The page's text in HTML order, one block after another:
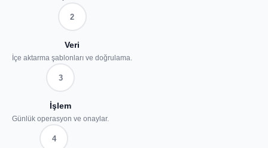
2
Veri
İçe aktarma şablonları ve doğrulama.
3
İşlem
Günlük operasyon ve onaylar.
4